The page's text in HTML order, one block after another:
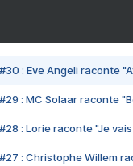
#30 : Eve Angeli raconte
#29 : MC Solaar raconte
#28 : Lorie raconte "Je
#27 : Christophe Willem